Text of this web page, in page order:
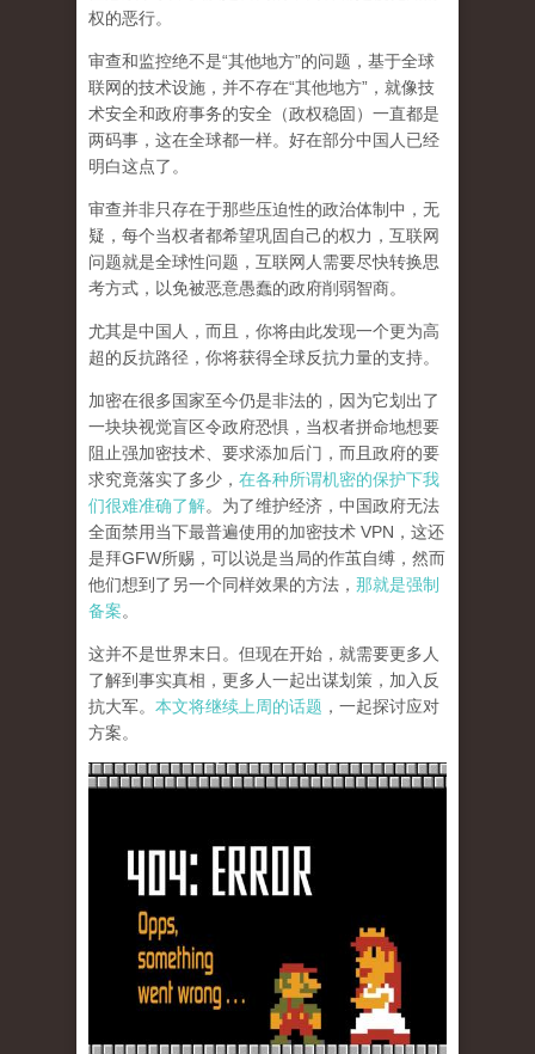
权的恶行。
审查和监控绝不是“其他地方”的问题，基于全球
联网的技术设施，并不存在“其他地方”，就像技
术安全和政府事务的安全（政权稳固）一直都是
两码事，这在全球都一样。好在部分中国人已经
明白这点了。
审查并非只存在于那些压迫性的政治体制中，无
疑，每个当权者都希望巩固自己的权力，互联网
问题就是全球性问题，互联网人需要尽快转换思
考方式，以免被恶意愚蠢的政府削弱智商。
尤其是中国人，而且，你将由此发现一个更为高
超的反抗路径，你将获得全球反抗力量的支持。
加密在很多国家至今仍是非法的，因为它划出了
一块块视觉盲区令政府恐惧，当权者拼命地想要
阻止强加密技术、要求添加后门，而且政府的要
求究竟落实了多少， 在各种所谓机密的保护下我
们很难准确了解。为了维护经济，中国政府无法
全面禁用当下最普遍使用的加密技术 VPN，这还
是拜GFW所赐，可以说是当局的作茧自缚，然而
他们想到了另一个同样效果的方法， 那就是强制
备案。
这并不是世界末日。但现在开始，就需要更多人
了解到事实真相，更多人一起出谋划策，加入反
抗大军。 本文将继续上周的话题 ，一起探讨应对
方案。